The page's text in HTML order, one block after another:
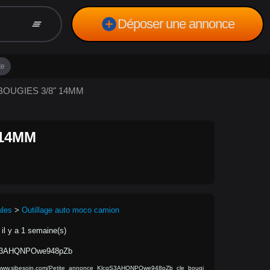
clear_all add_circleDéposer une annonce
3/8" 14MM
> Outillage auto moco camion
il y a 1 semaine(s)
Petite_annonce_KlcqS3AHQNPOwe948pZb_cle_bougi